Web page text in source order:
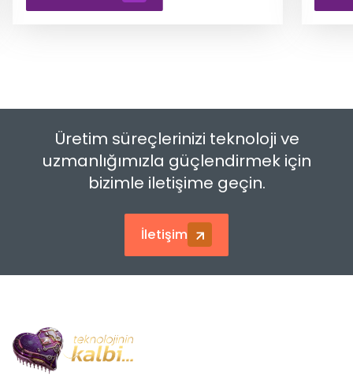
Üretim süreçlerinizi teknoloji ve
uzmanlığımızla güçlendirmek için
bizimle iletişime geçin.
İletişim